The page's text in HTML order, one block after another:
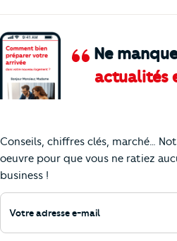
Ne
actualités
Conseils, chiffres clés, marché…
oeuvre pour que vous ne ratiez
business !
Votre adresse e-mail